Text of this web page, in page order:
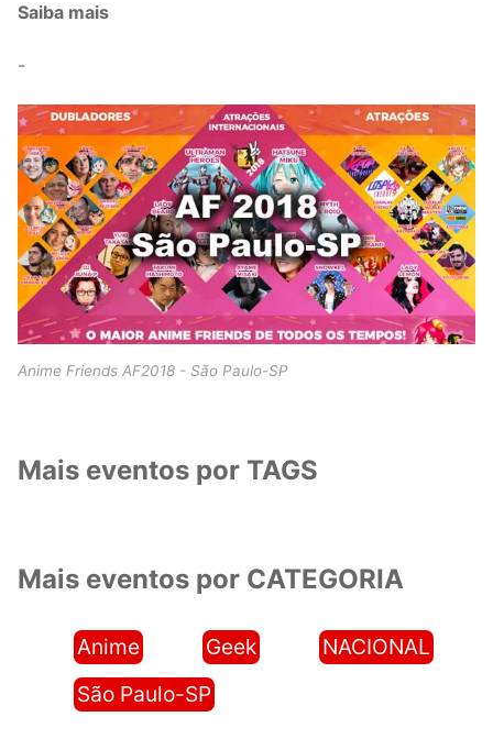
Saiba mais
-
Anime Friends AF2018 - São Paulo-SP
Mais eventos por TAGS
Mais eventos por CATEGORIA
Anime Geek
NACIONAL
São Paulo-SP